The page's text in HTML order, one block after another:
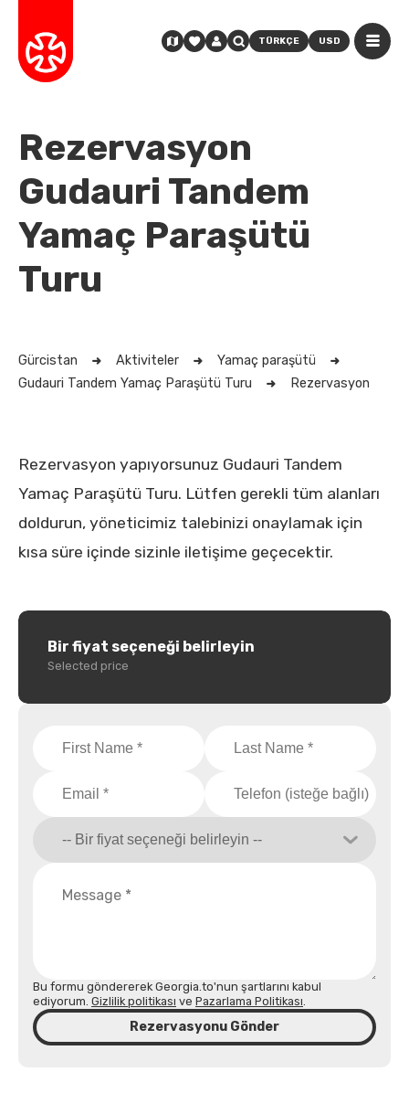
TÜRKÇE USD
Rezervasyon
Gudauri Tandem
Yamaç Paraşütü
Turu
Gürcistan Aktiviteler
Yamaç paraşütü
Gudauri Tandem Yamaç Paraşütü Turu
Rezervasyon
Rezervasyon yapıyorsunuz Gudauri Tandem
Yamaç Paraşütü Turu. Lütfen gerekli tüm alanları
doldurun, yöneticimiz talebinizi onaylamak için
kısa süre içinde sizinle iletişime geçecektir.
Bu formu göndererek Georgia.to'nun şartlarını kabul
ediyorum. Gizlilik politikası ve Pazarlama Politikası.
Rezervasyonu Gönder
Bir fiyat seçeneği belirleyin
Selected price